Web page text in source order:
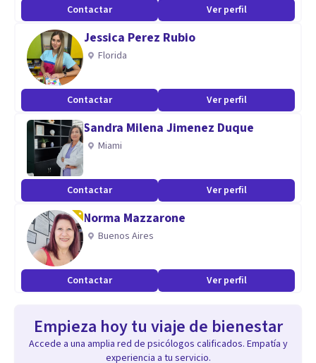
Contactar Ver perfil
Jessica Perez Rubio
Florida
Contactar Ver perfil
Sandra Milena Jimenez Duque
Miami
Contactar Ver perfil
Norma Mazzarone
Buenos Aires
Contactar Ver perfil
Empieza hoy tu viaje de bienestar
Accede a una amplia red de psicólogos calificados. Empatía y
experiencia a tu servicio.